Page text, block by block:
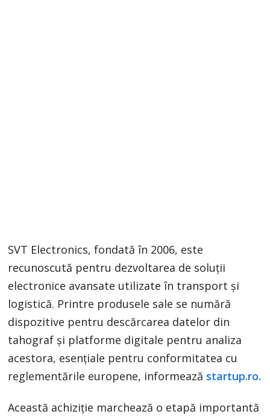
SVT Electronics, fondată în 2006, este
recunoscută pentru dezvoltarea de soluții
electronice avansate utilizate în transport și
logistică. Printre produsele sale se numără
dispozitive pentru descărcarea datelor din
tahograf și platforme digitale pentru analiza
acestora, esențiale pentru conformitatea cu
reglementările europene, informează startup.ro.
Această achiziție marchează o etapă importantă